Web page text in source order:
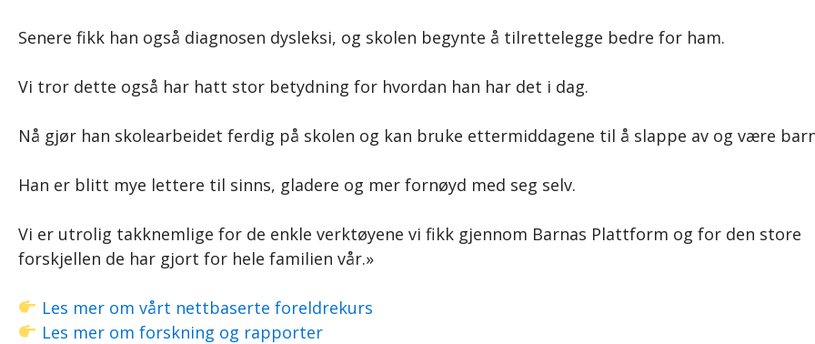
Senere fikk han også diagnosen dysleksi, og skolen begynte å tilrettelegge bedre for ham.
Vi tror dette også har hatt stor betydning for hvordan han har det i dag.
Nå gjør han skolearbeidet ferdig på skolen og kan bruke ettermiddagene til å slappe av og være
Han er blitt mye lettere til sinns, gladere og mer fornøyd med seg selv.
Vi er utrolig takknemlige for de enkle verktøyene vi fikk gjennom Barnas Plattform og for den store
forskjellen de har gjort for hele familien vår.»
Les mer om vårt nettbaserte foreldrekurs
Les mer om forskning og rapporter